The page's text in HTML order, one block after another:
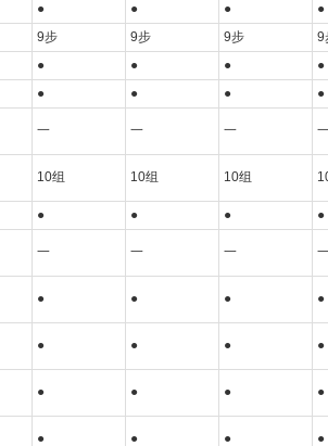
● ● ●
●
9步 9步 9步
9
● ● ●
●
● ● ●
●
一 一 一
10组 10组 10组
● ● ●
●
一 一 一
● ● ● ●
● ● ● ●
● ● ● ●
● ● ● ●